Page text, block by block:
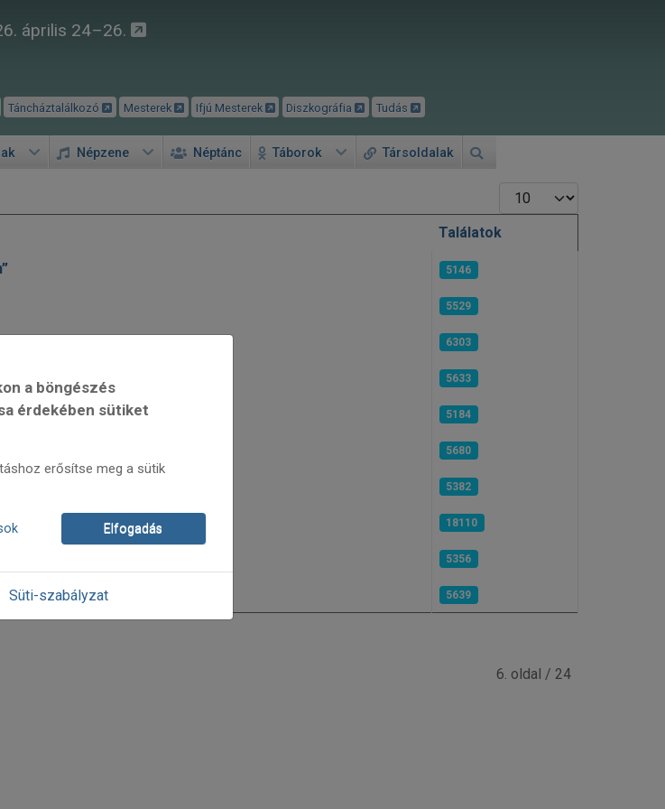
április 24–26.
Táncháztalálkozó Mesterek Ifjú Mesterek Diszkográfia Tudás
Népzene Néptánc Táborok Társoldalak
Tételek #
Találatok
5146
5529
6303
5633
5184
5680
5382
18110
5356
5639
6. oldal / 24
a böngészés
érdekében sütiket
erősítse meg a sütik
Elfogadás
Süti-szabályzat